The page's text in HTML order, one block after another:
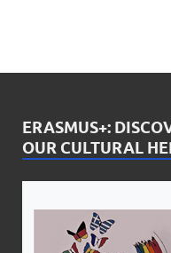
ERASMUS+:
OUR CULTURAL